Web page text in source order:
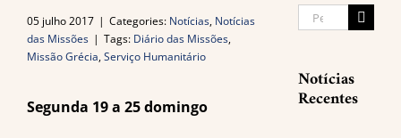
05 julho 2017 | Categories: Notícias, Notícias
das Missões | Tags: Diário das Missões,
Missão Grécia,Serviço Humanitário
Segunda 19 a 25 domingo
Buscar
Notícias
Recentes